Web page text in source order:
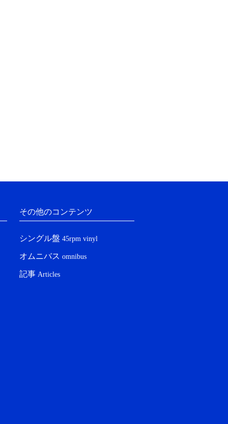
その他のコンテンツ
シングル盤 45rpm vinyl
オムニバス omnibus
記事 Articles